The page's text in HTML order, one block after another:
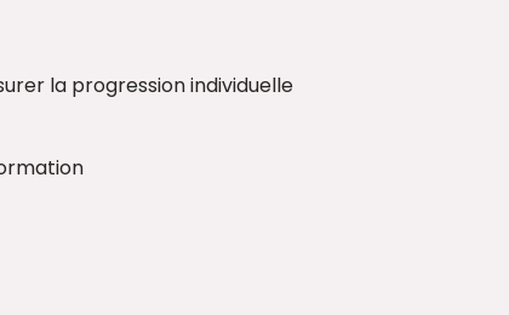
la progression individuelle